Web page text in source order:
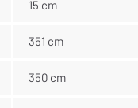
15 cm
351 cm
350 cm